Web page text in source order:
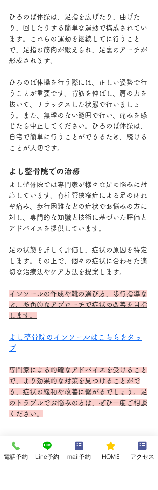
ひろのば体操は、足指を広げたり、曲げた
り、回したりする簡単な運動で構成されてい
ます。これらの運動を継続してに行うこと
で、足指の筋肉が鍛えられ、足裏のアーチが
形成されます。
ひろのば体操を行う際には、正しい姿勢で行
うことが重要です。背筋を伸ばし、肩の力を
抜いて、リラックスした状態で行いましょ
う。また、無理のない範囲で行い、痛みを感
じたら中止してください。ひろのば体操は、
自宅で簡単に行うことができるため、続ける
ことが大切です。
よし整骨院での治療
よし整骨院では専門家が様々な足の悩みに対
応しています。脊柱管狭窄症による足の痺れ
や痛み、歩行困難などの症状でお悩みの方に
対し、専門的な知識と技術に基づいた評価と
アドバイスを提供しています。
足の状態を詳しく評価し、症状の原因を特定
します。その上で、個々の症状に合わせた適
切な治療法やケア方法を提案します。
インソールの作成や靴の選び方、歩行指導な
ど、多角的なアプローチで症状の改善を目指
します。
よし整骨院のインソールはこちらをタッ
プ
専門家による的確なアドバイスを受けること
で、より効果的な対策を見つけることがで
き、症状の緩和や改善に繋がるでしょう。足
のトラブルでお悩みの方は、ぜひ一度ご相談
ください。
電話予約 Line予約 mail予約 HOME アクセス